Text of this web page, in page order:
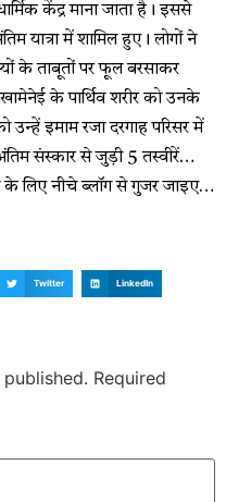
केंद्र माना जाता है। इससे
यात्रा में शामिल हुए। लोगों ने
के ताबूतों पर फूल बरसाकर
खामेनेई के पार्थिव शरीर को उनके
उन्हें इमाम रजा दरगाह परिसर में
संस्कार से जुड़ी 5 तस्वीरें…
लिए नीचे ब्लॉग से गुजर जाइए…
Twitter LinkedIn
Required